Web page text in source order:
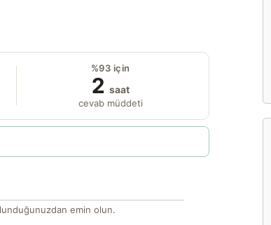
%93 için
2 saat
cevab müddeti
emin olun.